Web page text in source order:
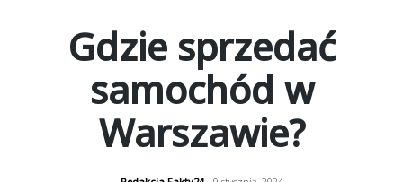
Gdzie sprzedać
samochód w
Warszawie?